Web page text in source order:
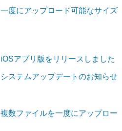
一度にアップロード可能なサイズ
iOSアプリ版をリリースしました
システムアップデートのお知らせ
複数ファイルを一度にアップロー